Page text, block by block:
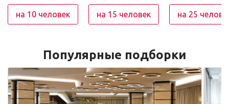
на 10 человек на 15 человек на 25
Популярные подборки